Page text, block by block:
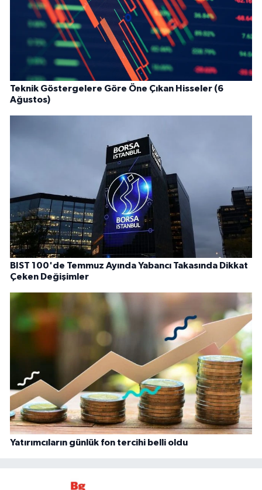
Teknik Göstergelere Göre Öne Çıkan Hisseler (6
Ağustos)
BIST 100'de Temmuz Ayında Yabancı Takasında Dikkat
Çeken Değişimler
Yatırımcıların günlük fon tercihi belli oldu